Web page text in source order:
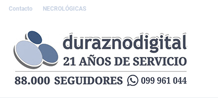
Contacto NECROLÓGICAS